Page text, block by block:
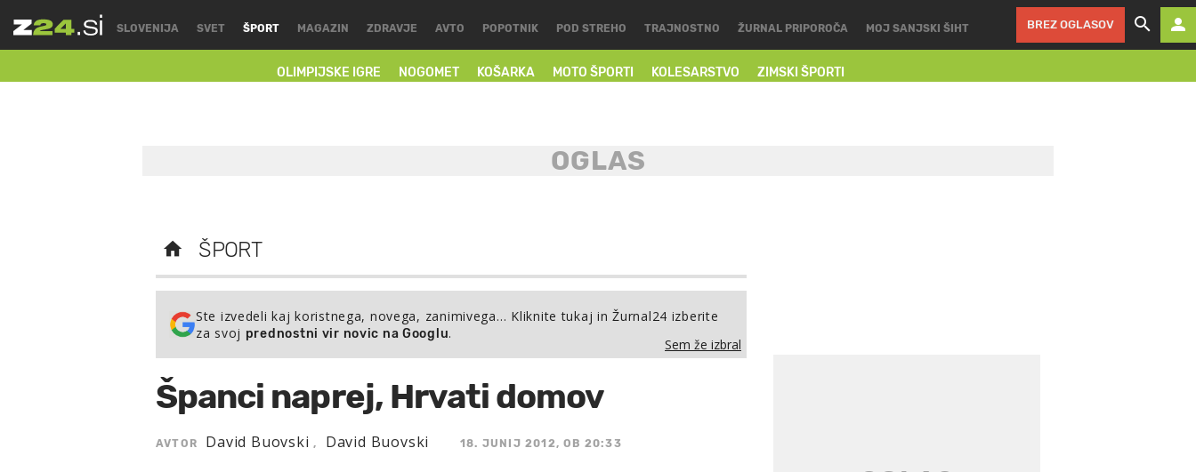
SLOVENIJA SVET ŠPORT
OLIMPIJSKE IGRE NOGOMET KOŠARKA MOTO ŠPORTI KOLESARSTVO ZIMSKI ŠPORTI
MAGAZIN ZDRAVJE AVTO POPOTNIK POD STREHO TRAJNOSTNO ŽURNAL PRIPOROČA MOJ SANJSKI ŠIHT BREZ OGLASOV
ŠPORT
Ste izvedeli kaj koristnega, novega, zanimivega… Kliknite tukaj in Žurnal24 izberite
za svoj prednostni vir novic na Googlu.
Sem že izbral
Španci naprej, Hrvati domov
AVTOR David Buovski, David Buovski 18. JUNIJ 2012, OB 20:33